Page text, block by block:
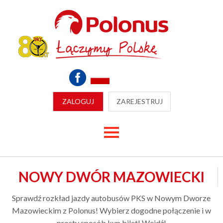
ZALOGUJ ZAREJESTRUJ
NOWY DWÓR MAZOWIECKI
Sprawdź rozkład jazdy autobusów PKS w Nowym Dworze
Mazowieckim z Polonus! Wybierz dogodne połączenie i w